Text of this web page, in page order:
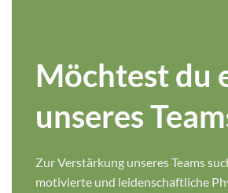
Möchtest du
unseres
Zur Verstärkung unseres Teams
motivierte und leidenschaftliche